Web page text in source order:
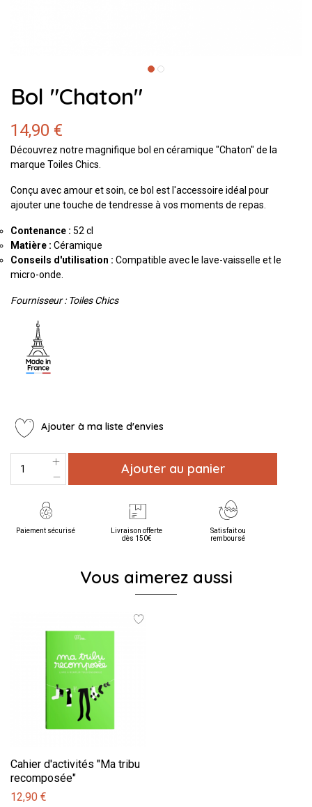
Bol "Chaton"
14,90 €
Découvrez notre magnifique bol en céramique "Chaton" de la
marque Toiles Chics.
Conçu avec amour et soin, ce bol est l'accessoire idéal pour
ajouter une touche de tendresse à vos moments de repas.
Contenance : 52 cl
Matière : Céramique
Conseils d'utilisation : Compatible avec le lave-vaisselle et le
micro-onde.
Fournisseur : Toiles Chics
Ajouter à ma liste d'envies
Ajouter au panier
Paiement sécurisé
Livraison offerte
dès 150€
Satisfait ou
remboursé
Vous aimerez aussi
Cahier d'activités "Ma tribu
recomposée"
12,90 €